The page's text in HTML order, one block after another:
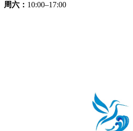
周六： 10:00–17:00